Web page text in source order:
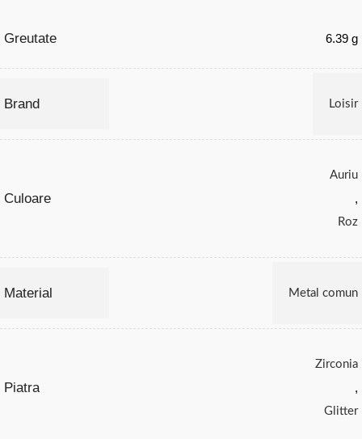
Greutate 6.39 g
Brand Loisir
Culoare
Auriu
,
Roz
Material Metal comun
Piatra
Zirconia
,
Glitter